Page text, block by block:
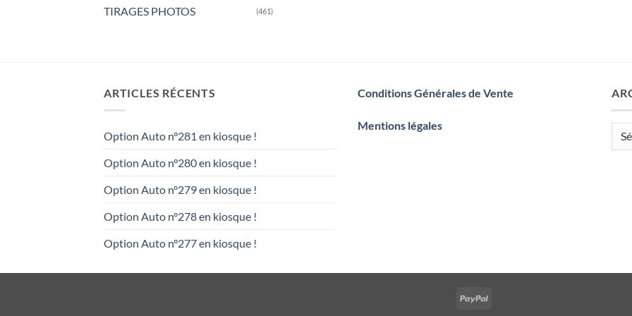
TIRAGES PHOTOS (461)
ARTICLES RÉCENTS
Option Auto n°281 en kiosque !
Option Auto n°280 en kiosque !
Option Auto n°279 en kiosque !
Option Auto n°278 en kiosque !
Option Auto n°277 en kiosque !
Conditions Générales de Vente
Mentions légales
PayPal